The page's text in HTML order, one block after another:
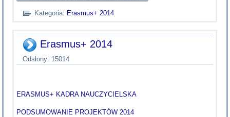
Kategoria: Erasmus+ 2014
Erasmus+ 2014
Odsłony: 15014
ERASMUS+ KADRA NAUCZYCIELSKA
PODSUMOWANIE PROJEKTÓW 2014